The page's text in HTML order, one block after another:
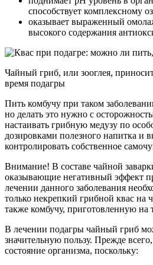
способствует комплексному
оказывает выраженный
высокого содержания
Чайный гриб, или зооглея,
время подагры
Пить комбучу при таком
но делать это нужно с
настаивать грибную медузу по
дозировками полезного напитка и
контролировать собственное
Внимание! В составе чайной
оказывающие негативный эффект
лечении данного заболевания
только некрепкий грибной квас на
также комбучу, приготовленную на
В лечении подагры чайный гриб
значительную пользу. Прежде
состояние организма, поскольку: